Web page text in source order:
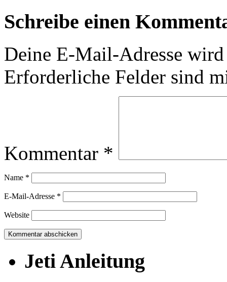
Schreibe einen
Deine E-Mail-Adresse
Erforderliche Felder sind
Kommentar *
Name *
E-Mail-Adresse *
Website
Jeti Anleitung